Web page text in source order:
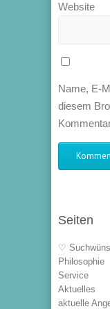
Website
Name, E-
diesem
Seiten
♡
Philosophie
Service
Aktuelles
aktuelle